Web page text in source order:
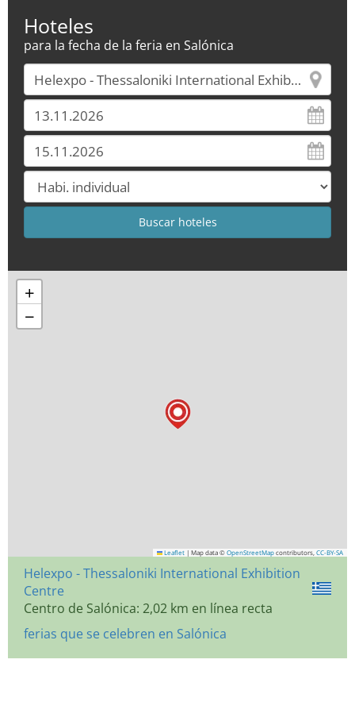
Hoteles
para la fecha de la feria en Salónica
+
−
Leaflet | Map data © OpenStreetMap contributors, CC-BY-SA
Helexpo - Thessaloniki International Exhibition
Centre
Centro de Salónica: 2,02 km en línea recta
ferias que se celebren en Salónica